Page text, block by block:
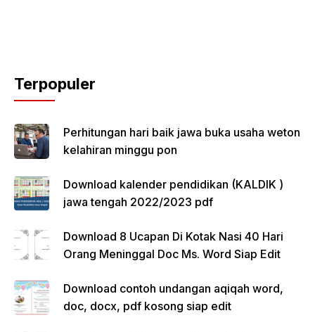
Terpopuler
Perhitungan hari baik jawa buka usaha weton
kelahiran minggu pon
Download kalender pendidikan (KALDIK )
jawa tengah 2022/2023 pdf
Download 8 Ucapan Di Kotak Nasi 40 Hari
Orang Meninggal Doc Ms. Word Siap Edit
Download contoh undangan aqiqah word,
doc, docx, pdf kosong siap edit